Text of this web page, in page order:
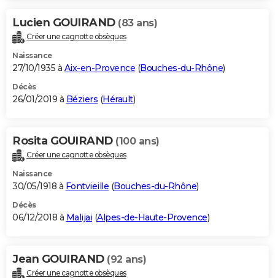
Lucien GOUIRAND (83 ans)
Créer une cagnotte obsèques
Naissance
27/10/1935 à Aix-en-Provence (Bouches-du-Rhône)
Décès
26/01/2019 à Béziers (Hérault)
Rosita GOUIRAND (100 ans)
Créer une cagnotte obsèques
Naissance
30/05/1918 à Fontvieille (Bouches-du-Rhône)
Décès
06/12/2018 à Malijai (Alpes-de-Haute-Provence)
Jean GOUIRAND (92 ans)
Créer une cagnotte obsèques